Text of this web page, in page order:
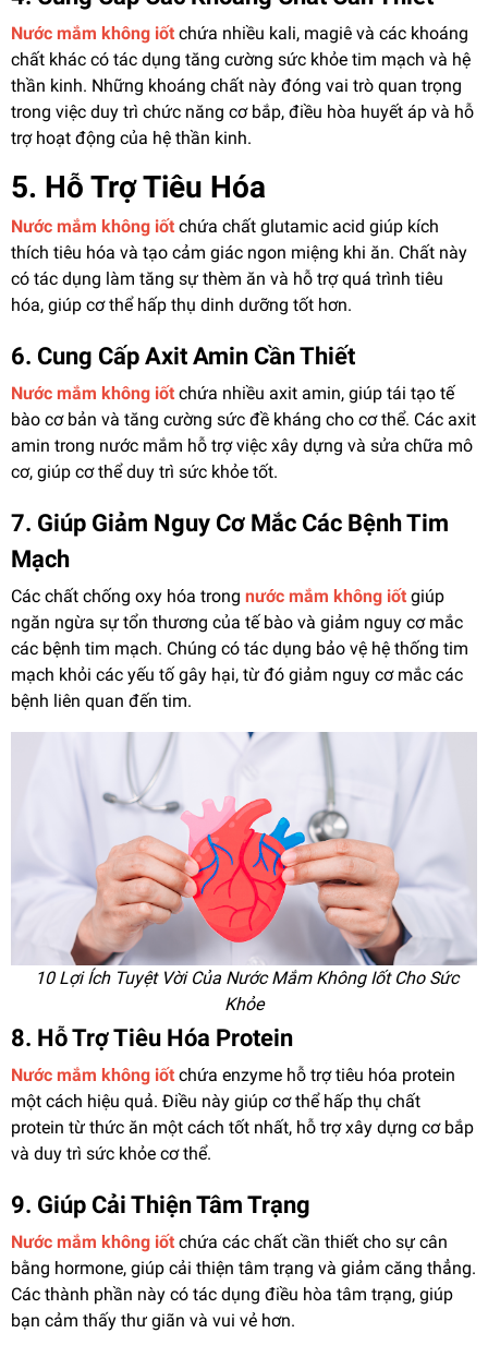
Nước mắm không iốt chứa nhiều kali, magiê và các khoáng
chất khác có tác dụng tăng cường sức khỏe tim mạch và hệ
thần kinh. Những khoáng chất này đóng vai trò quan trọng
trong việc duy trì chức năng cơ bắp, điều hòa huyết áp và hỗ
trợ hoạt động của hệ thần kinh.
5. Hỗ Trợ Tiêu Hóa
Nước mắm không iốt chứa chất glutamic acid giúp kích
thích tiêu hóa và tạo cảm giác ngon miệng khi ăn. Chất này
có tác dụng làm tăng sự thèm ăn và hỗ trợ quá trình tiêu
hóa, giúp cơ thể hấp thụ dinh dưỡng tốt hơn.
6. Cung Cấp Axit Amin Cần Thiết
Nước mắm không iốt chứa nhiều axit amin, giúp tái tạo tế
bào cơ bản và tăng cường sức đề kháng cho cơ thể. Các axit
amin trong nước mắm hỗ trợ việc xây dựng và sửa chữa mô
cơ, giúp cơ thể duy trì sức khỏe tốt.
7. Giúp Giảm Nguy Cơ Mắc Các Bệnh Tim
Mạch
Các chất chống oxy hóa trong nước mắm không iốt giúp
ngăn ngừa sự tổn thương của tế bào và giảm nguy cơ mắc
các bệnh tim mạch. Chúng có tác dụng bảo vệ hệ thống tim
mạch khỏi các yếu tố gây hại, từ đó giảm nguy cơ mắc các
bệnh liên quan đến tim.
10 Lợi Ích Tuyệt Vời Của Nước Mắm Không Iốt Cho Sức
Khỏe
8. Hỗ Trợ Tiêu Hóa Protein
Nước mắm không iốt chứa enzyme hỗ trợ tiêu hóa protein
một cách hiệu quả. Điều này giúp cơ thể hấp thụ chất
protein từ thức ăn một cách tốt nhất, hỗ trợ xây dựng cơ bắp
và duy trì sức khỏe cơ thể.
9. Giúp Cải Thiện Tâm Trạng
Nước mắm không iốt chứa các chất cần thiết cho sự cân
bằng hormone, giúp cải thiện tâm trạng và giảm căng thẳng.
Các thành phần này có tác dụng điều hòa tâm trạng, giúp
bạn cảm thấy thư giãn và vui vẻ hơn.